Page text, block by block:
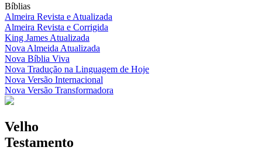
Bíblias
Almeira Revista e Atualizada
Almeira Revista e Corrigida
King James Atualizada
Nova Almeida Atualizada
Nova Bíblia Viva
Nova Tradução na Linguagem de Hoje
Nova Versão Internacional
Nova Versão Transformadora
Velho
Testamento